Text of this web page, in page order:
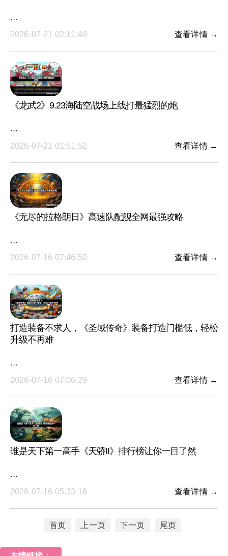
···
2026-07-21 02:11:49
查看详情 →
《龙武2》9.23海陆空战场上线打最猛烈的炮
···
2026-07-21 01:51:52
查看详情 →
《无尽的拉格朗日》高速队配舰全网最强攻略
···
2026-07-16 07:46:50
查看详情 →
打造装备不求人，《圣域传奇》装备打造门槛低，轻松
升级不再难
···
2026-07-16 07:06:29
查看详情 →
谁是天下第一高手《天骄II》排行榜让你一目了然
···
2026-07-16 05:33:16
查看详情 →
首页 上一页 下一页 尾页